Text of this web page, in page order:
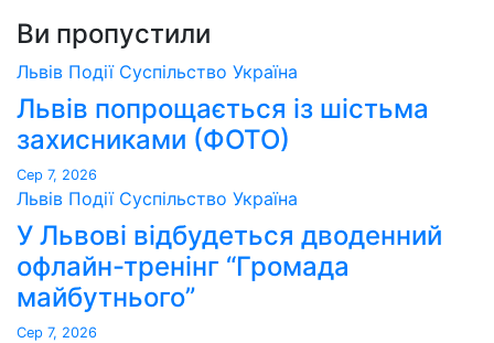
Ви пропустили
Львів Події Суспільство Україна
Львів попрощається із шістьма
захисниками (ФОТО)
Сер 7, 2026
Львів Події Суспільство Україна
У Львові відбудеться дводенний
офлайн-тренінг “Громада
майбутнього”
Сер 7, 2026